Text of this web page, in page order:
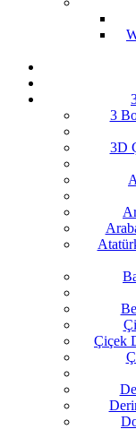
3
3D
Çiçek